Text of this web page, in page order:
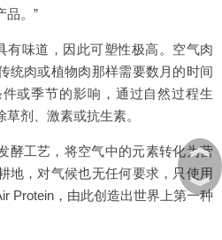
品。”
有味道，因此可塑性极高。空气肉
统肉或植物肉那样需要数月的时间
或季节的影响，通过自然过程生
剂、激素或抗生素。
酵工艺，将空气中的元素转化为营
地，对气候也无任何要求，只使用
Protein，由此创造出世界上第一种
︽
︾